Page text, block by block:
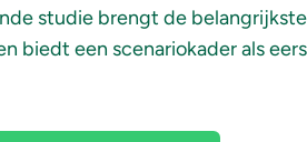
studie brengt de
biedt een scenariokader als